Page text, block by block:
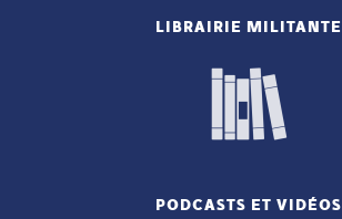
LIBRAIRIE MILITANTE
PODCASTS ET VIDÉOS